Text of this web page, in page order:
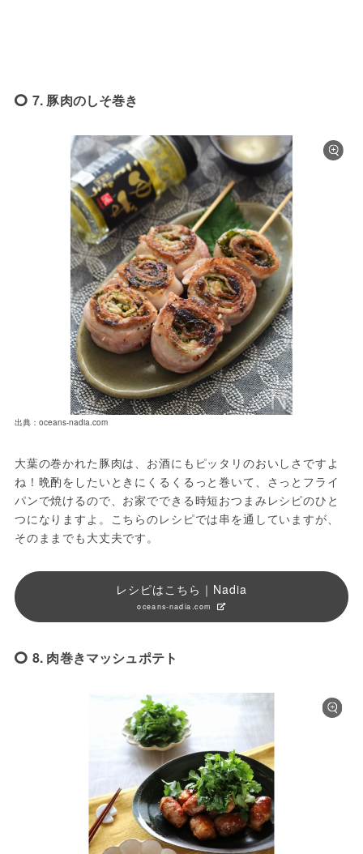
7. 豚肉のしそ巻き
出典：oceans-nadia.com
大葉の巻かれた豚肉は、お酒にもピッタリのおいしさですよ
ね！晩酌をしたいときにくるくるっと巻いて、さっとフライ
パンで焼けるので、お家でできる時短おつまみレシピのひと
つになりますよ。こちらのレシピでは串を通していますが、
そのままでも大丈夫です。
レシピはこちら｜Nadia
oceans-nadia.com
8. 肉巻きマッシュポテト